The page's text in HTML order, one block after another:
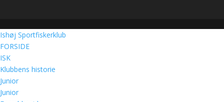
Ishøj Sportfiskerklub
FORSIDE
ISK
Klubbens historie
Junior
Junior